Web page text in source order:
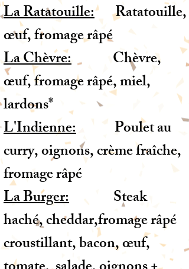
La Ratatouille:Ratatouille,
œuf, fromage râpé
La Chèvre: Chèvre,
œuf, fromage râpé, miel,
lardons*
L'Indienne: Poulet au
curry, oignons, crème fraîche,
fromage râpé
La Burger: Steak
haché, cheddar,fromage râpé
croustillant, bacon, œuf,